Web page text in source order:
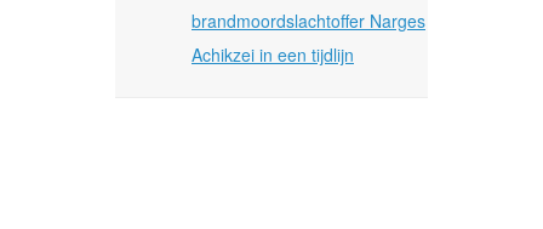
brandmoordslachtoffer Narges
Achikzei in een tijdlijn